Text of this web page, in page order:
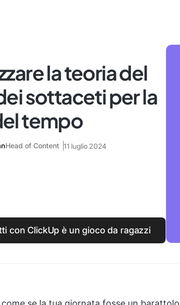
la teoria del
sottaceti per la
tempo
Head of Content 11 luglio 2024
con ClickUp è un gioco da ragazzi